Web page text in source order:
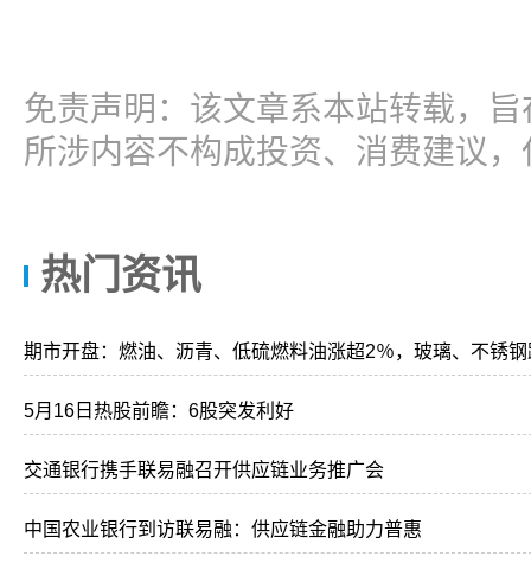
免责声明：该文章系本站转载，
所涉内容不构成投资、消费建议
热门资讯
期市开盘：燃油、沥青、低硫燃料油涨超2％，玻璃、不锈
5月16日热股前瞻：6股突发利好
交通银行携手联易融召开供应链业务推广会
中国农业银行到访联易融：供应链金融助力普惠